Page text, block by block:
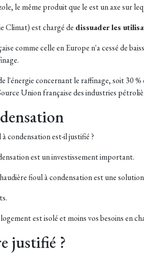
le même produit que le est un axe sur
Climat) est chargé de dissuader les
comme celle en Europe n'a cessé de
l'énergie concernant le raffinage, soit 30
Union française des industries
condensation est-il justifié ?
est un investissement important.
fioul à condensation est une
est isolé et moins vos besoins en
justifié ?